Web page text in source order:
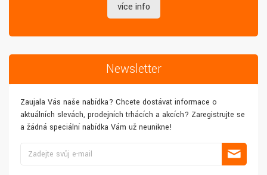
více info
Newsletter
Zaujala Vás naše nabídka? Chcete dostávat informace o
aktuálních slevách, prodejních trhácích a akcích? Zaregistrujte se
a žádná speciální nabídka Vám už neunikne!